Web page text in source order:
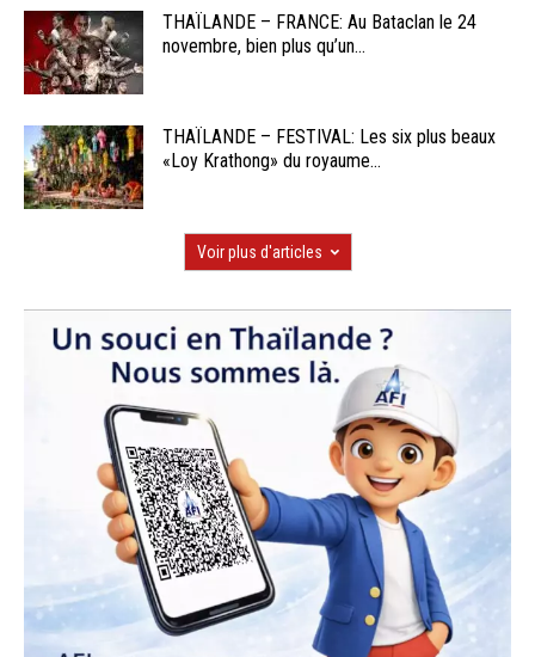
THAÏLANDE – FRANCE: Au Bataclan le 24
novembre, bien plus qu’un...
THAÏLANDE – FESTIVAL: Les six plus beaux
«Loy Krathong» du royaume...
Voir plus d'articles